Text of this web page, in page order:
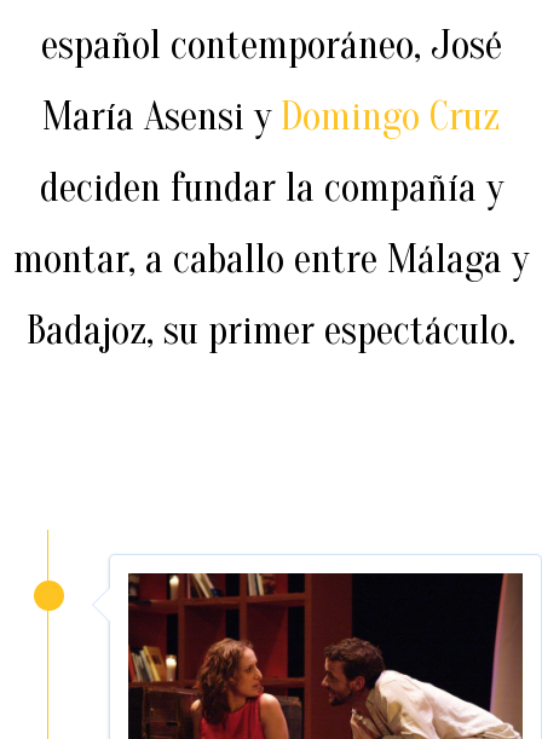
español contemporáneo, José
María Asensi y Domingo Cruz
deciden fundar la compañía y
montar, a caballo entre Málaga y
Badajoz, su primer espectáculo.